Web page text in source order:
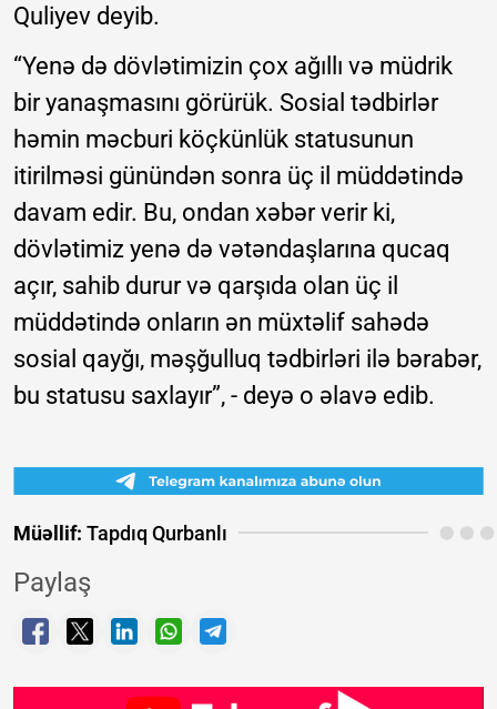
Quliyev deyib.
“Yenə də dövlətimizin çox ağıllı və müdrik
bir yanaşmasını görürük. Sosial tədbirlər
həmin məcburi köçkünlük statusunun
itirilməsi günündən sonra üç il müddətində
davam edir. Bu, ondan xəbər verir ki,
dövlətimiz yenə də vətəndaşlarına qucaq
açır, sahib durur və qarşıda olan üç il
müddətində onların ən müxtəlif sahədə
sosial qayğı, məşğulluq tədbirləri ilə bərabər,
bu statusu saxlayır”, - deyə o əlavə edib.
Müəllif: Tapdıq Qurbanlı
Paylaş